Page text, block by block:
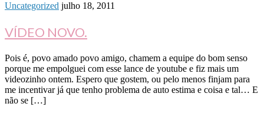
Uncategorized julho 18, 2011
VÍDEO NOVO.
Pois é, povo amado povo amigo, chamem a equipe do bom senso
porque me empolguei com esse lance de youtube e fiz mais um
videozinho ontem. Espero que gostem, ou pelo menos finjam para
me incentivar já que tenho problema de auto estima e coisa e tal… E
não se […]